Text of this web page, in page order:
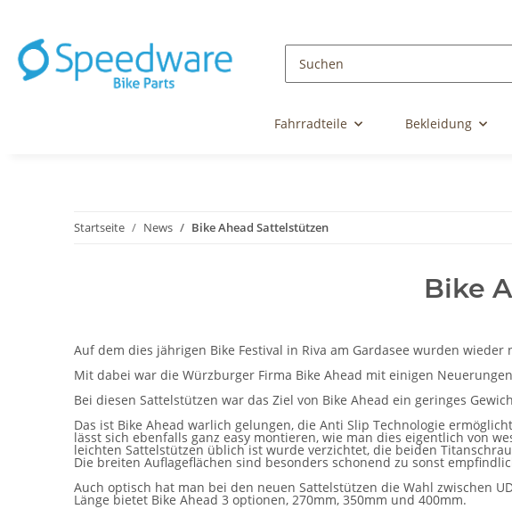
Fahrradteile Bekleidung
Startseite News Bike Ahead Sattelstützen
Bike
Auf dem dies jährigen Bike Festival in Riva am Gardasee wurden
Mit dabei war die Würzburger Firma Bike Ahead mit einigen
Bei diesen Sattelstützen war das Ziel von Bike Ahead ein geringes
Das ist Bike Ahead warlich gelungen, die Anti Slip Technologie
lässt sich ebenfalls ganz easy montieren, wie man dies eigentlich von
leichten Sattelstützen üblich ist wurde verzichtet, die beiden
Die breiten Auflageflächen sind besonders schonend zu sonst
Auch optisch hat man bei den neuen Sattelstützen die Wahl zwischen
Länge bietet Bike Ahead 3 optionen, 270mm, 350mm und 400mm.